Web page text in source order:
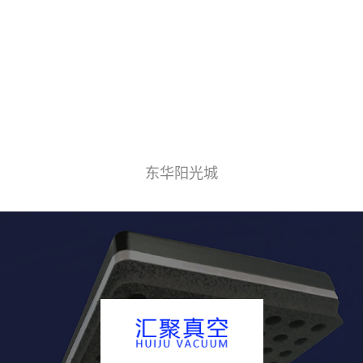
东华阳光城